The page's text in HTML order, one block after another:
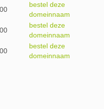
bestel deze
domeinnaam
bestel deze
domeinnaam
bestel deze
domeinnaam